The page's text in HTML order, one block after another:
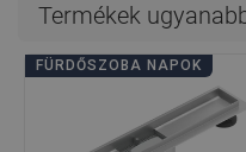
Termékek
FÜRDŐSZOBA NAPOK